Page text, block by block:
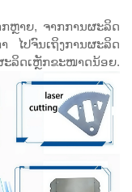
ຫຼາຍ, ຈາກການຜະລິດ
ໄປຈົນເຖິງການຜະລິດ
ະລິດເຫຼັກຂະໜາດນ້ອຍ.